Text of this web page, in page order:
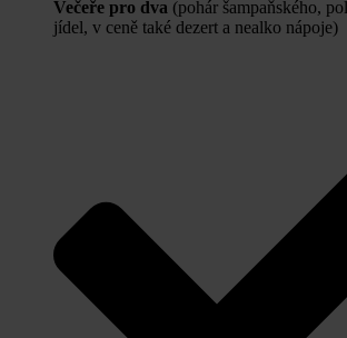
Večeře pro dva (pohár šampaňského,
jídel, v ceně také dezert a nealko nápoje)